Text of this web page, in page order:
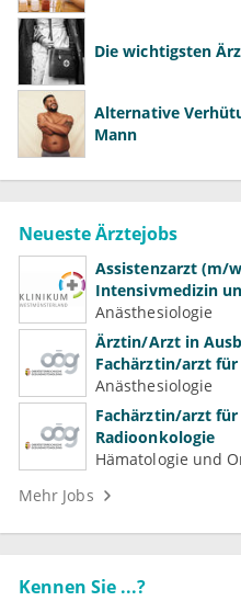
Die wichtigsten
Alternative
Mann
Neueste Ärztejobs
Assistenzarzt (m/
Intensivmedizin
Anästhesiologie
Ärztin/Arzt in
Fachärztin/arzt
(Kardiologie,
Anästhesiologie
Fachärztin/arzt
Radioonkologie
Hämatologie und
Mehr Jobs
Kennen Sie ...?